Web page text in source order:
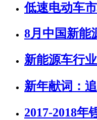
低速电动车
8月中国新能
新能源车行
新年献词：
2017-2018年